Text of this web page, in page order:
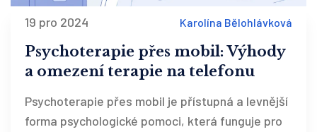
19 pro 2024 Karolína Bělohlávková
Psychoterapie přes mobil: Výhody
a omezení terapie na telefonu
Psychoterapie přes mobil je přístupná a levnější
forma psychologické pomoci, která funguje pro